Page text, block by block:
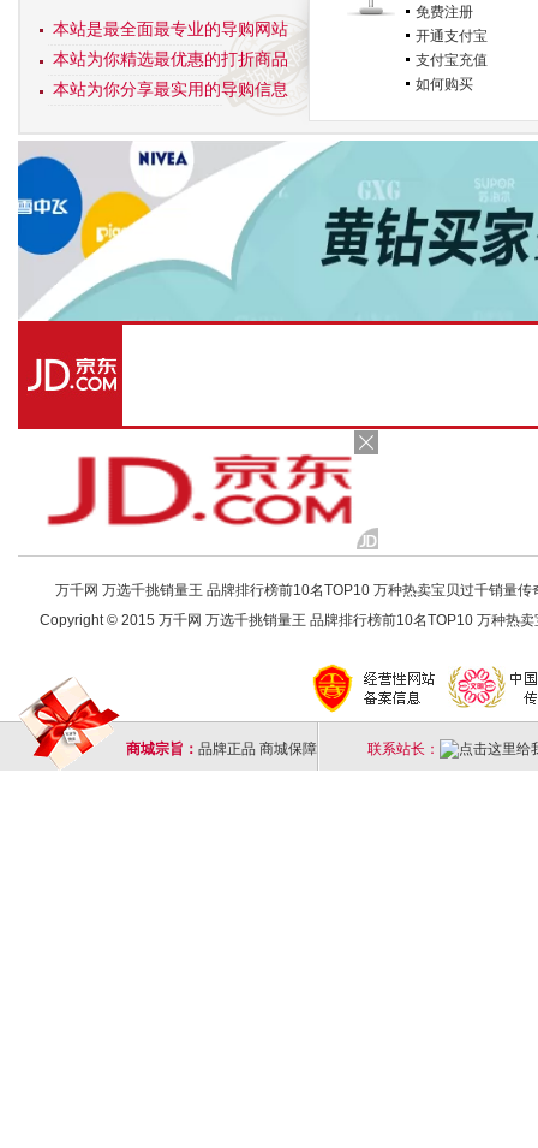
本站是最全面最专业的导购网站
本站为你精选最优惠的打折商品
本站为你分享最实用的导购信息
免费注册
开通支付宝
支付宝充值
如何购买
万千网 万选千挑销量王 品牌排行榜前10名TOP10 万种热卖宝贝过千销量
Copyright © 2015 万千网 万选千挑销量王 品牌排行榜前10名TOP10 万种热
商城宗旨： 品牌正品 商城保障 联系站长：